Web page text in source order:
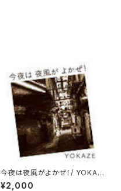
今夜は夜風がよかぜ！/ YOKAZ
E
¥2,000